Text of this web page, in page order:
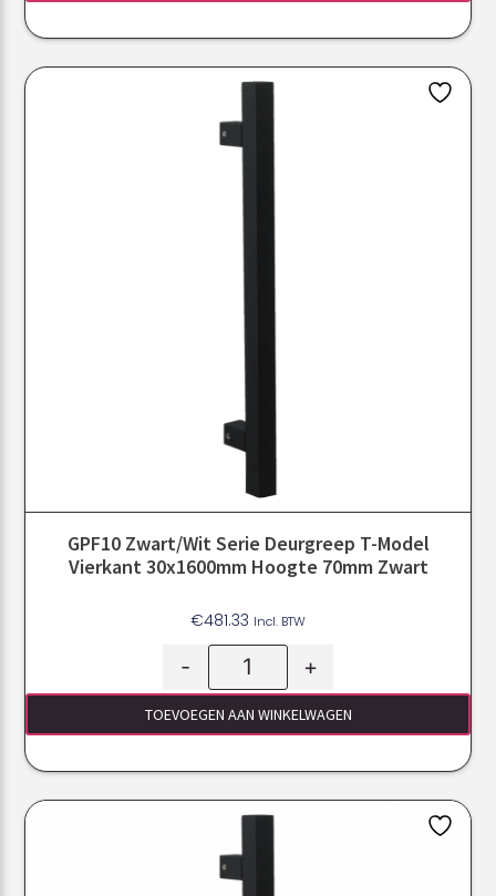
GPF10 Zwart/Wit Serie Deurgreep T-Model
Vierkant 30x1600mm Hoogte 70mm Zwart
€481.33 Incl. BTW
- +
TOEVOEGEN AAN WINKELWAGEN